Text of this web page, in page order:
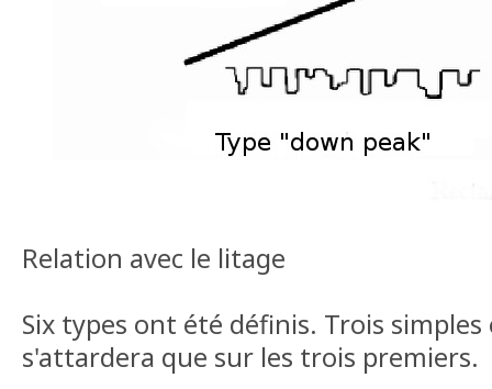
Relation avec le litage
Six types ont été définis. Trois
s'attardera que sur les trois premiers.